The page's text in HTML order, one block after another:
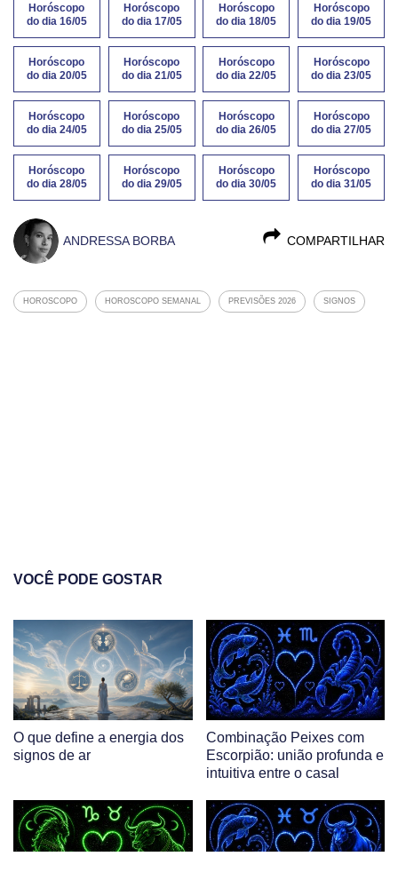
Horóscopo
do dia 16/05
Horóscopo
do dia 17/05
Horóscopo
do dia 18/05
Horóscopo
do dia 19/05
Horóscopo
do dia 20/05
Horóscopo
do dia 21/05
Horóscopo
do dia 22/05
Horóscopo
do dia 23/05
Horóscopo
do dia 24/05
Horóscopo
do dia 25/05
Horóscopo
do dia 26/05
Horóscopo
do dia 27/05
Horóscopo
do dia 28/05
Horóscopo
do dia 29/05
Horóscopo
do dia 30/05
Horóscopo
do dia 31/05
COMPARTILHAR
ANDRESSA BORBA
HOROSCOPO HOROSCOPO SEMANAL PREVISÕES 2026 SIGNOS
VOCÊ PODE GOSTAR
O que define a energia dos
signos de ar
Combinação Peixes com
Escorpião: união profunda e
intuitiva entre o casal